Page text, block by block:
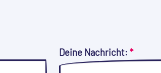
Deine Nachricht: *